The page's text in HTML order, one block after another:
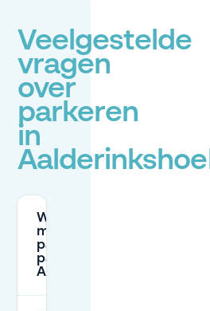
Veelgestelde
vragen
over
parkeren
in
Waar mag ik
met een
parkeerschijf
parkeren in
Aalderinkshoek?